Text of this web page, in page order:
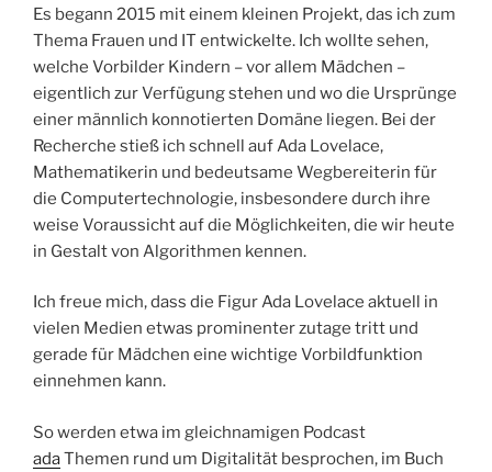
Es begann 2015 mit einem kleinen Projekt, das ich zum
Thema Frauen und IT entwickelte. Ich wollte sehen,
welche Vorbilder Kindern – vor allem Mädchen –
eigentlich zur Verfügung stehen und wo die Ursprünge
einer männlich konnotierten Domäne liegen. Bei der
Recherche stieß ich schnell auf Ada Lovelace,
Mathematikerin und bedeutsame Wegbereiterin für
die Computertechnologie, insbesondere durch ihre
weise Voraussicht auf die Möglichkeiten, die wir heute
in Gestalt von Algorithmen kennen.
Ich freue mich, dass die Figur Ada Lovelace aktuell in
vielen Medien etwas prominenter zutage tritt und
gerade für Mädchen eine wichtige Vorbildfunktion
einnehmen kann.
So werden etwa im gleichnamigen Podcast
adaThemen rund um Digitalität besprochen, im Buch